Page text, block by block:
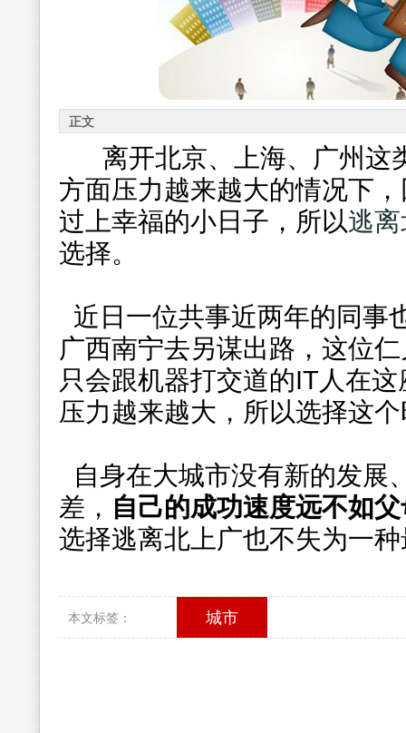
正文
离开北京、上海、广州这
方面压力越来越大的情况下
过上幸福的小日子，所以逃
选择。
近日一位共事近两年的同事
广西南宁去另谋出路，这位
只会跟机器打交道的IT人在
压力越来越大，所以选择这
自身在大城市没有新的发展
差， 自己的成功速度远不如
选择逃离北上广也不失为一
本文标签： 城市